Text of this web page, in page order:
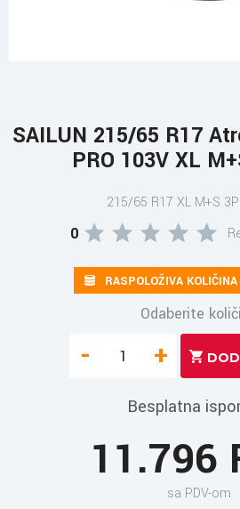
SAILUN 215/65 R17
PRO 103V XL
215/65 R17 XL M+S
0
RASPOLOŽIVA
Odaberite
- +
Besplatna
11.796
sa PDV-om